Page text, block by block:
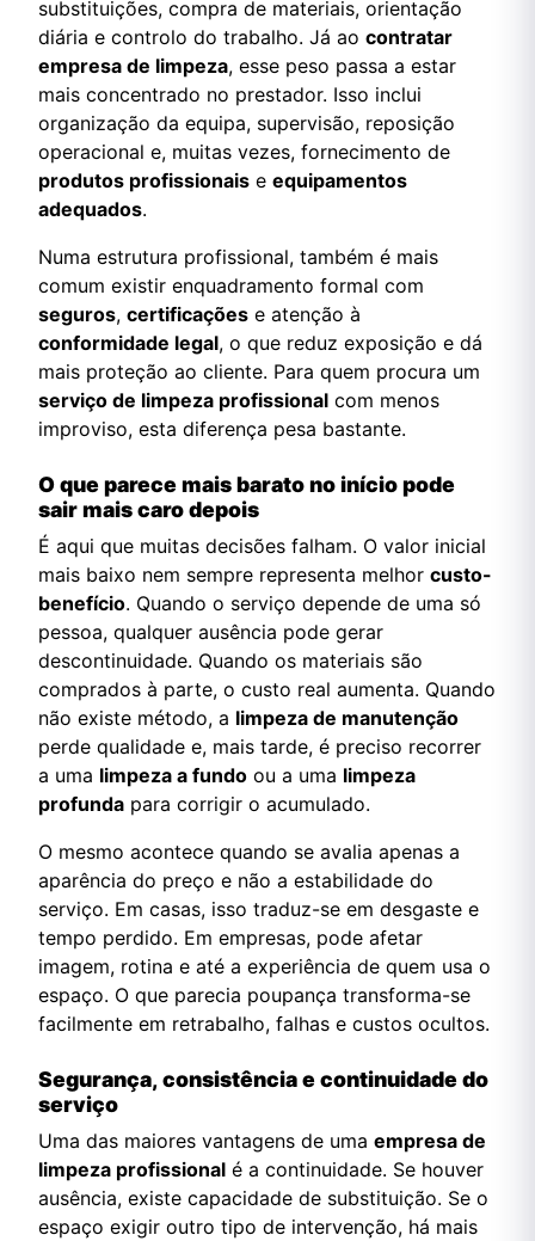
substituições, compra de materiais, orientação
diária e controlo do trabalho. Já ao contratar
empresa de limpeza, esse peso passa a estar
mais concentrado no prestador. Isso inclui
organização da equipa, supervisão, reposição
operacional e, muitas vezes, fornecimento de
produtos profissionais e equipamentos
adequados.
Numa estrutura profissional, também é mais
comum existir enquadramento formal com
seguros, certificações e atenção à
conformidade legal, o que reduz exposição e dá
mais proteção ao cliente. Para quem procura um
serviço de limpeza profissional com menos
improviso, esta diferença pesa bastante.
O que parece mais barato no início pode
sair mais caro depois
É aqui que muitas decisões falham. O valor inicial
mais baixo nem sempre representa melhor custo-
benefício. Quando o serviço depende de uma só
pessoa, qualquer ausência pode gerar
descontinuidade. Quando os materiais são
comprados à parte, o custo real aumenta. Quando
não existe método, a limpeza de manutenção
perde qualidade e, mais tarde, é preciso recorrer
a uma limpeza a fundo ou a uma limpeza
profunda para corrigir o acumulado.
O mesmo acontece quando se avalia apenas a
aparência do preço e não a estabilidade do
serviço. Em casas, isso traduz-se em desgaste e
tempo perdido. Em empresas, pode afetar
imagem, rotina e até a experiência de quem usa o
espaço. O que parecia poupança transforma-se
facilmente em retrabalho, falhas e custos ocultos.
Segurança, consistência e continuidade do
serviço
Uma das maiores vantagens de uma empresa de
limpeza profissional é a continuidade. Se houver
ausência, existe capacidade de substituição. Se o
espaço exigir outro tipo de intervenção, há mais